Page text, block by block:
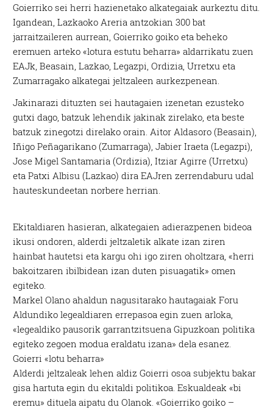
Goierriko sei herri hazienetako alkategaiak aurkeztu ditu.
Igandean, Lazkaoko Areria antzokian 300 bat
jarraitzaileren aurrean, Goierriko goiko eta beheko
eremuen arteko «lotura estutu beharra» aldarrikatu zuen
EAJk, Beasain, Lazkao, Legazpi, Ordizia, Urretxu eta
Zumarragako alkategai jeltzaleen aurkezpenean.
Jakinarazi dituzten sei hautagaien izenetan ezusteko
gutxi dago, batzuk lehendik jakinak zirelako, eta beste
batzuk zinegotzi direlako orain. Aitor Aldasoro (Beasain),
Iñigo Peñagarikano (Zumarraga), Jabier Iraeta (Legazpi),
Jose Migel Santamaria (Ordizia), Itziar Agirre (Urretxu)
eta Patxi Albisu (Lazkao) dira EAJren zerrendaburu udal
hauteskundeetan norbere herrian.
Ekitaldiaren hasieran, alkategaien adierazpenen bideoa
ikusi ondoren, alderdi jeltzaletik alkate izan ziren
hainbat hautetsi eta kargu ohi igo ziren oholtzara, «herri
bakoitzaren ibilbidean izan duten pisuagatik» omen
egiteko.
Markel Olano ahaldun nagusitarako hautagaiak Foru
Aldundiko legealdiaren errepasoa egin zuen arloka,
«legealdiko pausorik garrantzitsuena Gipuzkoan politika
egiteko zegoen modua eraldatu izana» dela esanez.
Goierri «lotu beharra»
Alderdi jeltzaleak lehen aldiz Goierri osoa subjektu bakar
gisa hartuta egin du ekitaldi politikoa. Eskualdeak «bi
eremu» dituela aipatu du Olanok. «Goierriko goiko –